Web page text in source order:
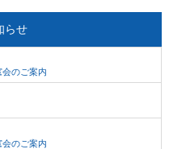
らせ
のご案内
のご案内